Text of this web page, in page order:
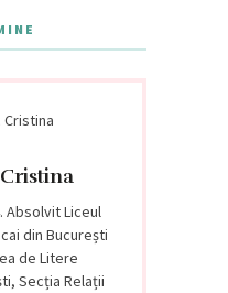
Absolvit Liceul
din București
de Litere
Secția Relații